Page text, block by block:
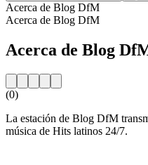
Acerca de Blog DfM
Acerca de Blog DfM
Acerca de Blog
(0)
La estación de Blog DfM
música de Hits latinos 24/7.